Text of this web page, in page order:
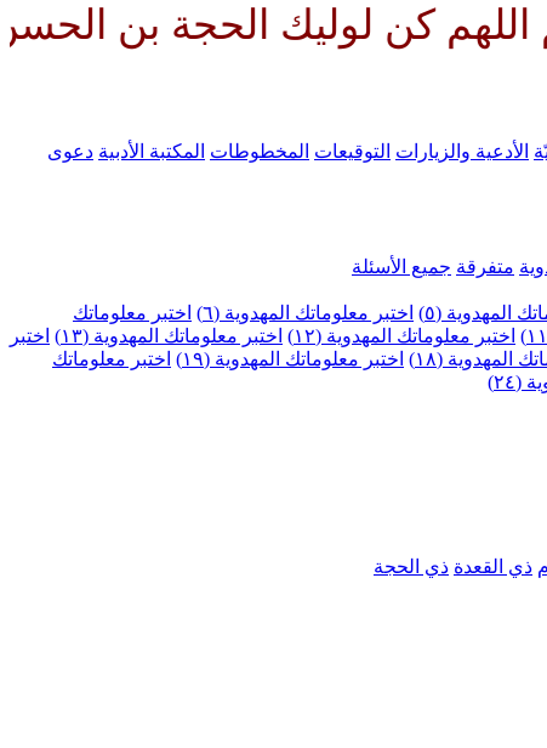
لوليك الحجة بن الحسن
الأدعية والزيارات التوقيعات المخطوطات المكتبة الأدبية دعوى
متفرقة جميع الأسئلة
المهدوية (٥) اختبر معلوماتك المهدوية (٦)
اختبر معلوماتك
اختبر معلوماتك المهدوية (١٢) اختبر معلوماتك المهدوية (١٣)
اختبر
المهدوية (١٨) اختبر معلوماتك المهدوية (١٩)
اختبر معلوماتك
(٢٤)
ذي القعدة ذي الحجة